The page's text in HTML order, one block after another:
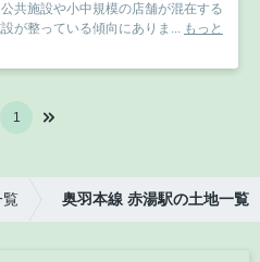
共施設や小中規模の店舗が混在する
が整っている傾向にありま... もっと
1
覧 奥羽本線 赤湯駅の土地一覧